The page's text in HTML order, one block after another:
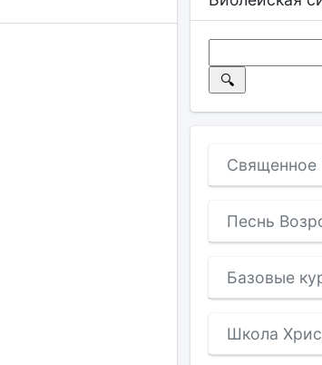
Священное
Песнь
Базовые
Школа